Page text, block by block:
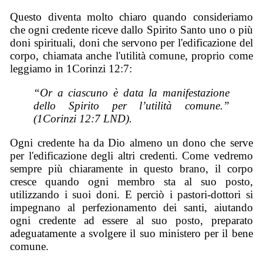
Questo diventa molto chiaro quando consideriamo
che ogni credente riceve dallo Spirito Santo uno o più
doni spirituali, doni che servono per l'edificazione del
corpo, chiamata anche l'utilità comune, proprio come
leggiamo in 1Corinzi 12:7:
“Or a ciascuno è data la manifestazione
dello Spirito per l’utilità comune.”
(1Corinzi 12:7 LND).
Ogni credente ha da Dio almeno un dono che serve
per l'edificazione degli altri credenti. Come vedremo
sempre più chiaramente in questo brano, il corpo
cresce quando ogni membro sta al suo posto,
utilizzando i suoi doni. E perciò i pastori-dottori si
impegnano al perfezionamento dei santi, aiutando
ogni credente ad essere al suo posto, preparato
adeguatamente a svolgere il suo ministero per il bene
comune.